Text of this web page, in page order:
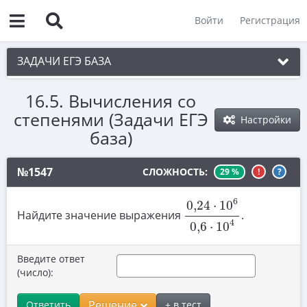
Войти Регистрация
ЗАДАЧИ ЕГЭ БАЗА
1. Простые текстовые задачи
2. Величины и значения
3. Графики, диаграммы, таблицы
4. Вычисления по формуле
6. Выбор подходящих вариантов
7. Функции и производные
8. Выбор утверждений
9. Фигуры на квадратной решетке.
Настройки
16.5. Вычисления со
степенями (Задачи ЕГЭ
база)
№1547 СЛОЖНОСТЬ: 29 % ! ?
Найдите значение выражения
0,24 ⋅ 106
0,6 ⋅ 104
0, 24 1060
.
Введите ответ
(число):